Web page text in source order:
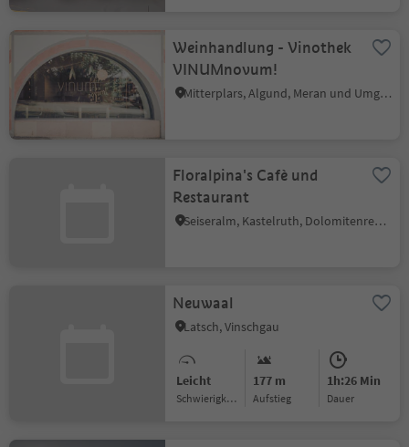
Weinhandlung - Vinothek
VINUMnovum!
Mitterplars, Algund, Meran und Umgebung
Floralpina's Cafè und
Restaurant
Seiseralm, Kastelruth, Dolomitenregion Seiser Alm
Neuwaal
Latsch, Vinschgau
Leicht
Schwierigkeitsgrad
177 m
Aufstieg
1h:26 Min
Dauer